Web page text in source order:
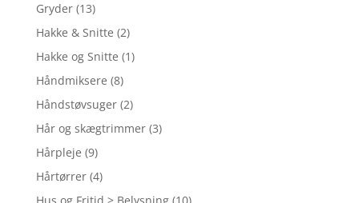
Gryder (13)
Hakke & Snitte (2)
Hakke og Snitte (1)
Håndmiksere (8)
Håndstøvsuger (2)
Hår og skægtrimmer (3)
Hårpleje (9)
Hårtørrer (4)